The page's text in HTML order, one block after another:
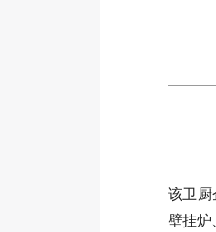
该卫厨
壁挂炉